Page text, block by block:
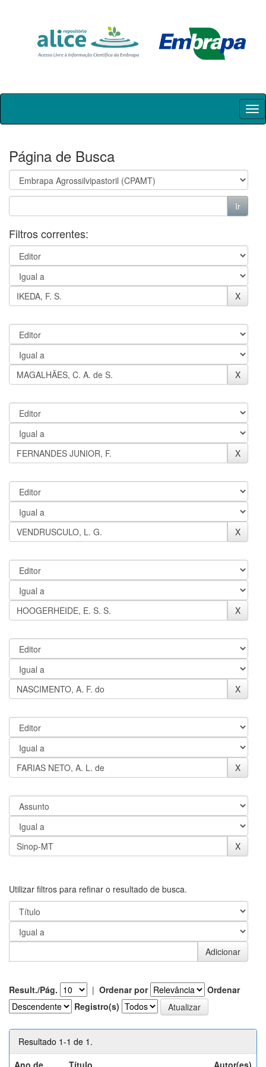
Skip
Página de Busca
Filtros correntes:
Utilizar filtros para refinar o resultado de busca.
Result./Pág. | Ordenar por
Ordenar
Registro(s)
Resultado 1-1 de 1.
Ano de
Título Autor(es)